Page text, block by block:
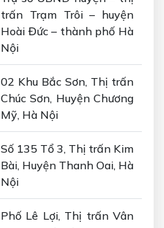
trấn Trạm Trôi – huyện
Hoài Đức – thành phố Hà
Nội
02 Khu Bắc Sơn, Thị trấn
Chúc Sơn, Huyện Chương
Mỹ, Hà Nội
Số 135 Tổ 3, Thị trấn Kim
Bài, Huyện Thanh Oai, Hà
Nội
Phố Lê Lợi, Thị trấn Vân